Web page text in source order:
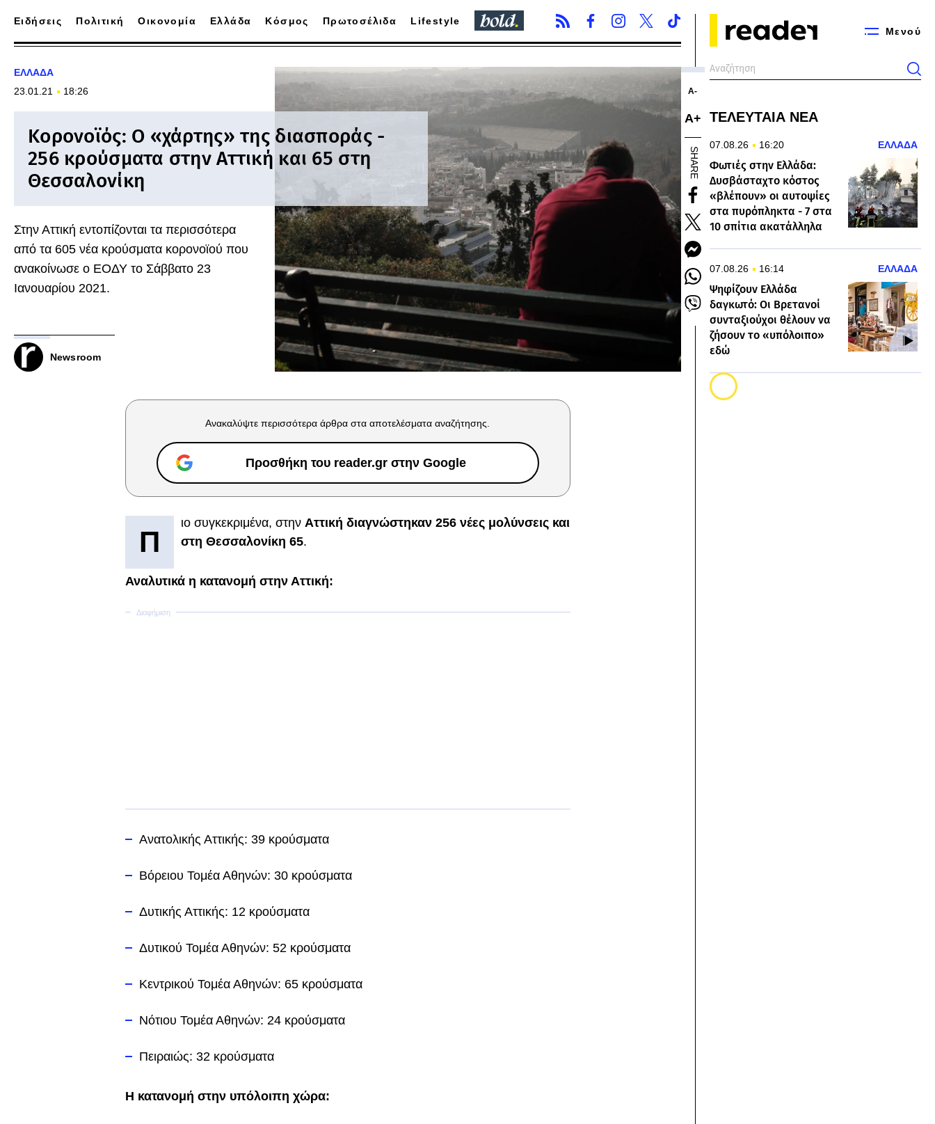
Μενού
Ειδήσεις Πολιτική Οικονομία Ελλάδα Κόσμος Πρωτοσέλιδα Lifestyle
ΕΛΛΑΔΑ
23.01.21
18:26
Κορονοϊός: Ο «χάρτης» της διασποράς -
256 κρούσματα στην Αττική και 65 στη
Θεσσαλονίκη
Στην Αττική εντοπίζονται τα περισσότερα
από τα 605 νέα κρούσματα κορονοϊού που
ανακοίνωσε ο ΕΟΔΥ το Σάββατο 23
Ιανουαρίου 2021.
Newsroom
Α-
Α+
SHARE
Ανακαλύψτε περισσότερα άρθρα στα αποτελέσματα αναζήτησης.
Προσθήκη του reader.gr στην Google
Π
ιο συγκεκριμένα, στην Αττική διαγνώστηκαν 256 νέες μολύνσεις και
στη Θεσσαλονίκη 65.
Αναλυτικά η κατανομή στην Αττική:
Ανατολικής Αττικής: 39 κρούσματα
Βόρειου Τομέα Αθηνών: 30 κρούσματα
Δυτικής Αττικής: 12 κρούσματα
Δυτικού Τομέα Αθηνών: 52 κρούσματα
Κεντρικού Τομέα Αθηνών: 65 κρούσματα
Νότιου Τομέα Αθηνών: 24 κρούσματα
Πειραιώς: 32 κρούσματα
Η κατανομή στην υπόλοιπη χώρα:
ΤΕΛΕΥΤΑΙΑ ΝΕΑ
07.08.26 16:20 ΕΛΛΑΔΑ
Φωτιές στην Ελλάδα:
Δυσβάσταχτο κόστος
«βλέπουν» οι αυτοψίες
στα πυρόπληκτα - 7 στα
10 σπίτια ακατάλληλα
07.08.26 16:14 ΕΛΛΑΔΑ
Ψηφίζουν Ελλάδα
δαγκωτό: Οι Βρετανοί
συνταξιούχοι θέλουν να
ζήσουν το «υπόλοιπο»
εδώ